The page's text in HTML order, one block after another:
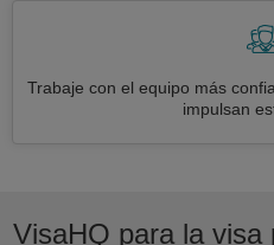
Trabaje con el equipo más
impulsan
VisaHQ para la visa